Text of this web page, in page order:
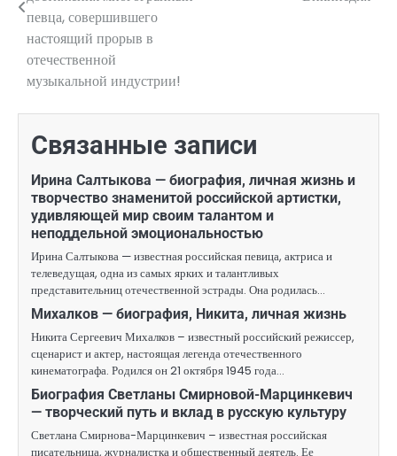
певца, совершившего
настоящий прорыв в
отечественной
музыкальной индустрии!
Связанные записи
Ирина Салтыкова — биография, личная жизнь и
творчество знаменитой российской артистки,
удивляющей мир своим талантом и
неподдельной эмоциональностью
Ирина Салтыкова — известная российская певица, актриса и
телеведущая, одна из самых ярких и талантливых
представительниц отечественной эстрады. Она родилась…
Михалков — биография, Никита, личная жизнь
Никита Сергеевич Михалков – известный российский режиссер,
сценарист и актер, настоящая легенда отечественного
кинематографа. Родился он 21 октября 1945 года…
Биография Светланы Смирновой-Марцинкевич
— творческий путь и вклад в русскую культуру
Светлана Смирнова-Марцинкевич – известная российская
писательница, журналистка и общественный деятель. Ее